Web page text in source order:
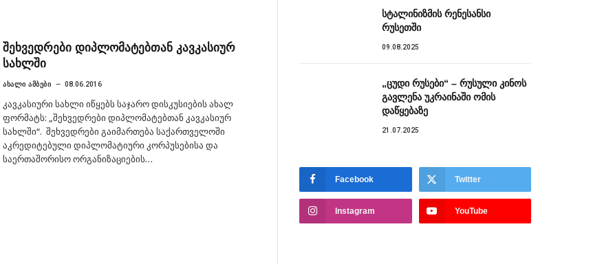
შეხვედრები დიპლომატებთან კავკასიურ
სახლში
ᲐᲮᲐᲚᲘ ᲐᲛᲑᲔᲑᲘ 08.06.2016
კავკასიური სახლი იწყებს საჯარო დისკუსიების ახალ
ფორმატს: „შეხვედრები დიპლომატებთან კავკასიურ
სახლში“. შეხვედრები გაიმართება საქართველოში
აკრედიტებული დიპლომატიური კორპუსებისა და
საერთაშორისო ორგანიზაციების…
სტალინიზმის რენესანსი
რუსეთში
09.08.2025
„ცუდი რუსები“ – რუსული კინოს
გავლენა უკრაინაში ომის
დაწყებაზე
21.07.2025
Facebook Twitter
Instagram YouTube